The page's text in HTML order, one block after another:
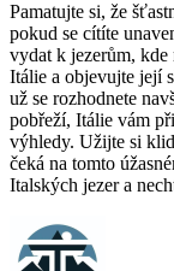
Pamatujte si, že
pokud se cítíte
vydat k jezerům,
Itálie a objevujte její
už se rozhodnete
pobřeží, Itálie vám
výhledy. Užijte si
čeká na tomto
Italských jezer a